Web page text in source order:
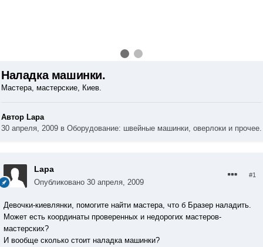
Наладка машинки.
Мастера, мастерские, Киев.
Автор Lapa
30 апреля, 2009 в Оборудование: швейные машинки, оверлоки и прочее.
Lapa
Опубликовано 30 апреля, 2009
#1
Девочки-киевлянки, помогите найти мастера, что б Бразер наладить.
Может есть координаты проверенных и недорогих мастеров-
мастерских?
И вообще сколько стоит наладка машинки?